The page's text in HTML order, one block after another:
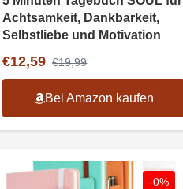
Achtsamkeit, Dankbarkeit,
Selbstliebe und Motivation
€12,59 €19,99
Bei Amazon kaufen
-0%